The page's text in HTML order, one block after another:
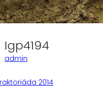
Igp4194
admin
2014